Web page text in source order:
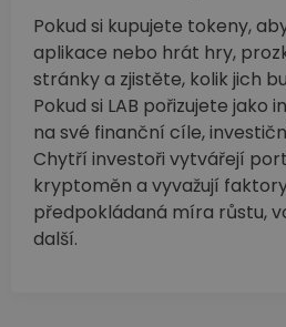
Pokud si kupujete tokeny,
aplikace nebo hrát hry,
stránky a zjistěte, kolik jich
Pokud si LAB pořizujete jako
na své finanční cíle,
Chytří investoři vytvářejí
kryptoměn a vyvažují
předpokládaná míra růstu,
další.